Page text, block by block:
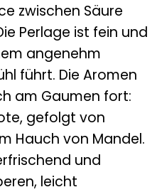
zwischen Säure
Perlage ist fein und
angenehm
führt. Die Aromen
am Gaumen fort:
gefolgt von
Hauch von Mandel.
und
leicht